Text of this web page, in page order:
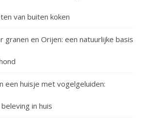
van buiten koken
granen en Orijen: een natuurlijke basis
een huisje met vogelgeluiden:
in huis